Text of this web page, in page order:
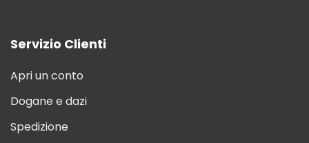
Servizio Clienti
Apri un conto
Dogane e dazi
Spedizione